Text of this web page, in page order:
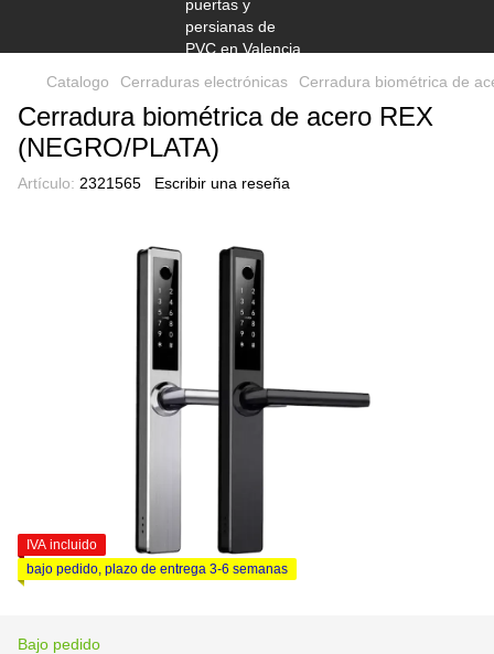
Catalogo Cerraduras electrónicas Cerradura biométrica de
Cerradura biométrica de acero REX
(NEGRO/PLATA)
Artículo: 2321565 Escribir una reseña
IVA incluido
bajo pedido, plazo de entrega 3-6 semanas
Bajo pedido